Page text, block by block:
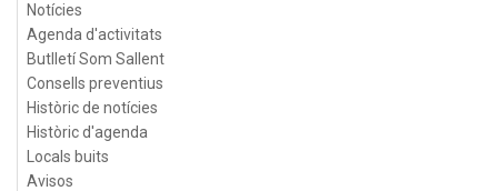
Notícies
Agenda d'activitats
Butlletí Som Sallent
Consells preventius
Històric de notícies
Històric d'agenda
Locals buits
Avisos